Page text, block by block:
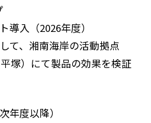
入（2026年度）
て、湘南海岸の活動拠点
塚）にて製品の効果を検証
度以降）